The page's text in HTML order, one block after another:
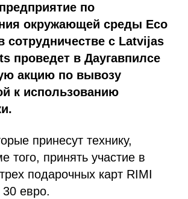
по
окружающей среды Eco
сотрудничестве с Latvijas
проведет в Даугавпилсе
акцию по вывозу
к использованию
принесут технику,
того, принять участие в
подарочных карт RIMI
евро.